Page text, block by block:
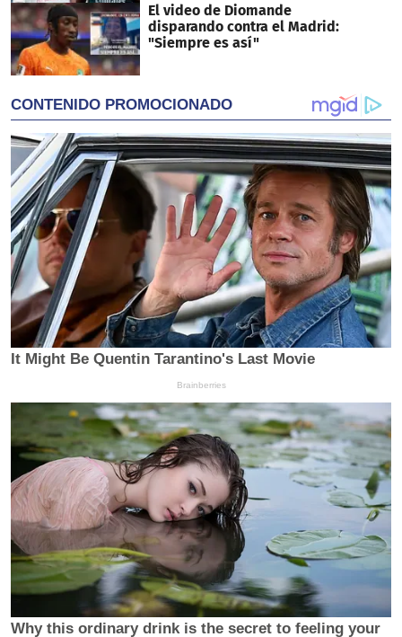
El video de Diomande
disparando contra el Madrid:
"Siempre es así"